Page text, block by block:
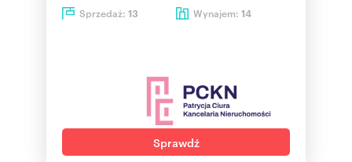
Sprzedaż: 13 Wynajem: 14
Sprawdź